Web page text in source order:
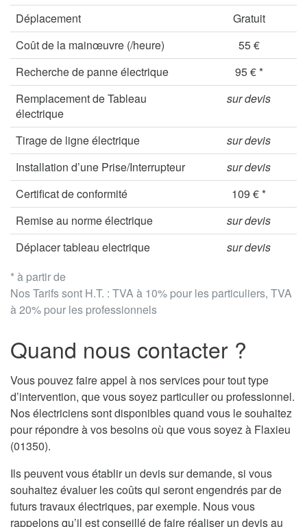
* à partir de
Nos Tarifs sont H.T. : TVA à 10% pour les particuliers, TVA
à 20% pour les professionnels
Déplacement
Gratuit
Coût de la mainœuvre (/heure)
55 €
Recherche de panne électrique
95 € *
Remplacement de Tableau
électrique
sur devis
Tirage de ligne électrique
sur devis
Installation d’une Prise/Interrupteur
sur devis
Certificat de conformité
109 € *
Remise au norme électrique
sur devis
Déplacer tableau electrique
sur devis
Quand nous contacter ?
Vous pouvez faire appel à nos services pour tout type
d’intervention, que vous soyez particulier ou professionnel.
Nos électriciens sont disponibles quand vous le souhaitez
pour répondre à vos besoins où que vous soyez à Flaxieu
(01350).
Ils peuvent vous établir un devis sur demande, si vous
souhaitez évaluer les coûts qui seront engendrés par de
futurs travaux électriques, par exemple. Nous vous
rappelons qu’il est conseillé de faire réaliser un devis au